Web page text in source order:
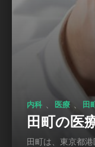
内科 医療 田町
田町の医
田町は、東京都